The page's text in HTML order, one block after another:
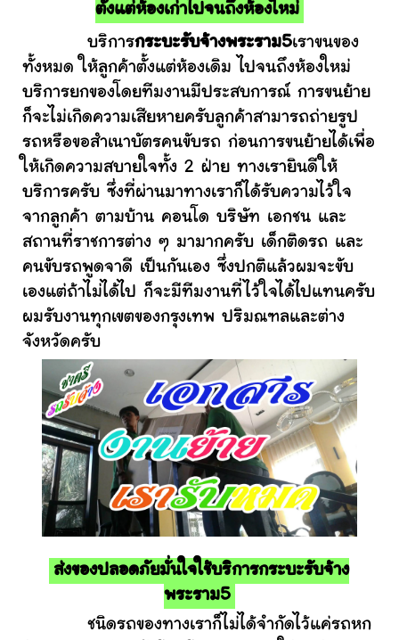
ตั้งแต่ห้องเก่าไปจนถึงห้องใหม่
บริการกระบะรับจ้างพระราม5เราขนของ
ทั้งหมด ให้ลูกค้าตั้งแต่ห้องเดิม ไปจนถึงห้องใหม่
บริการยกของโดยทีมงานมีประสบการณ์ การขนย้าย
ก็จะไม่เกิดความเสียหายครับลูกค้าสามารถถ่ายรูป
รถหรือขอสำเนาบัตรคนขับรถ ก่อนการขนย้ายได้เพื่อ
ให้เกิดความสบายใจทั้ง 2 ฝ่าย ทางเรายินดีให้
บริการครับ ซึ่งที่ผ่านมาทางเราก็ได้รับความไว้ใจ
จากลูกค้า ตามบ้าน คอนโด บริษัท เอกชน และ
สถานที่ราชการต่าง ๆ มามากครับ เด็กติดรถ และ
คนขับรถพูดจาดี เป็นกันเอง ซึ่งปกติแล้วผมจะขับ
เองแต่ถ้าไม่ได้ไป ก็จะมีทีมงานที่ไว้ใจได้ไปแทนครับ
ผมรับงานทุกเขตของกรุงเทพ ปริมณฑลและต่าง
จังหวัดครับ
ส่งของปลอดภัยมั่นใจใช้บริการกระบะรับจ้าง
พระราม5
ชนิดรถของทางเราก็ไม่ได้จำกัดไว้แค่รถหก